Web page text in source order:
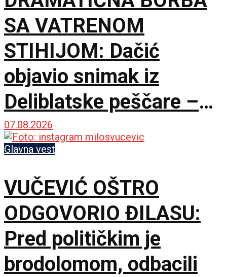
SA VATRENOM
STIHIJOM: Dačić
objavio snimak iz
Deliblatske peščare –
ubačena i tri helikoptera
07.08.2026
Glavna vest
VUČEVIĆ OŠTRO
ODGOVORIO ĐILASU:
Pred političkim je
brodolomom, odbacili